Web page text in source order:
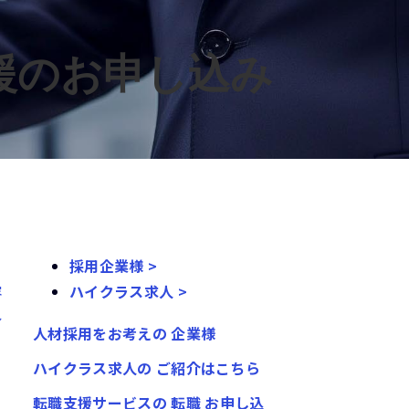
お申し込み
採用企業様 >
ハイクラス求人 >
人材採用をお考えの 企業様
ハイクラス求人の ご紹介はこちら
転職支援サービスの 転職 お申し込